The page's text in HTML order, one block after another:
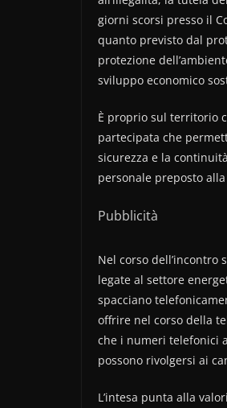
giorni scorsi presso il
quanto previsto dal
protezione
sviluppo economico
È proprio sul territorio
partecipata che
sicurezza e la
personale preposto
Pubblicità
Nel corso
legate al settore
spacciano
offrire nel corso della
che i numeri telefonici
possono rivolgersi ai
L’intesa punta alla